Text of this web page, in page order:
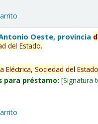
Oeste, provincia
delEstado.
Eléctrica, Sociedad delEstado
para préstamo: Signatura